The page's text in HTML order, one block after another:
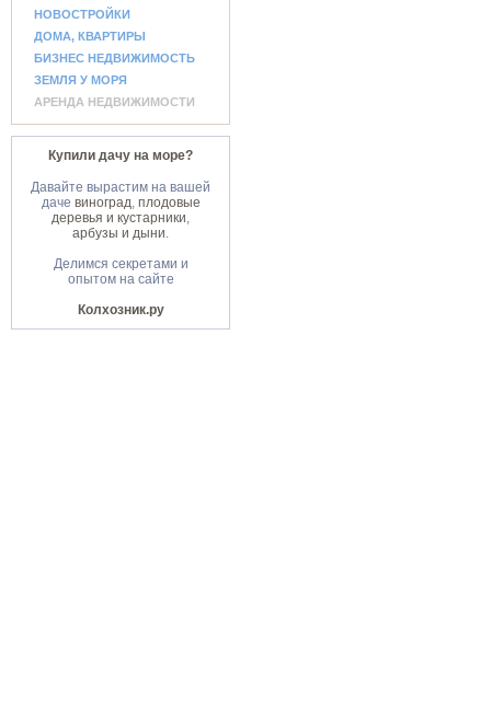
НОВОСТРОЙКИ
ДОМА, КВАРТИРЫ
БИЗНЕС НЕДВИЖИМОСТЬ
ЗЕМЛЯ У МОРЯ
АРЕНДА НЕДВИЖИМОСТИ
Купили дачу на море?
Давайте вырастим на вашей
даче виноград, плодовые
деревья и кустарники,
арбузы и дыни.
Делимся секретами и
опытом на сайте
Колхозник.ру